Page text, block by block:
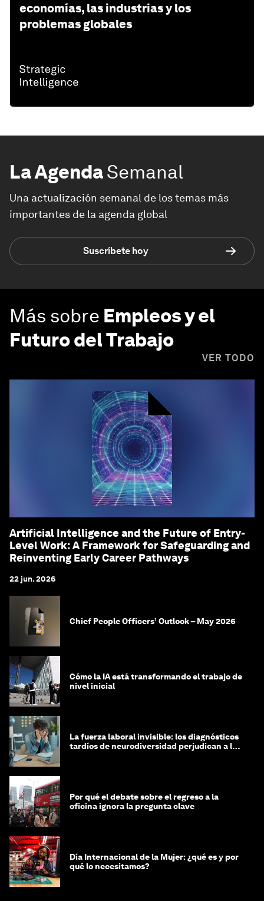
economías, las industrias y los
problemas globales
La AgendaSemanal
Una actualización semanal de los temas más
importantes de la agenda global
Suscríbete hoy
Más sobre Empleos y el
Futuro del Trabajo
VER TODO
Artificial Intelligence and the Future of Entry-
Level Work: A Framework for Safeguarding and
Reinventing Early Career Pathways
22 jun. 2026
Chief People Officers’ Outlook – May 2026
Cómo la IA está transformando el trabajo de
nivel inicial
La fuerza laboral invisible: los diagnósticos
tardíos de neurodiversidad perjudican a las
Por qué el debate sobre el regreso a la
oficina ignora la pregunta clave
Día Internacional de la Mujer: ¿qué es y por
qué lo necesitamos?